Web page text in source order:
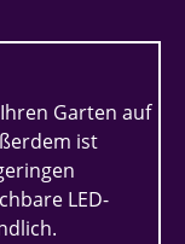
Garten auf
ist
LED-